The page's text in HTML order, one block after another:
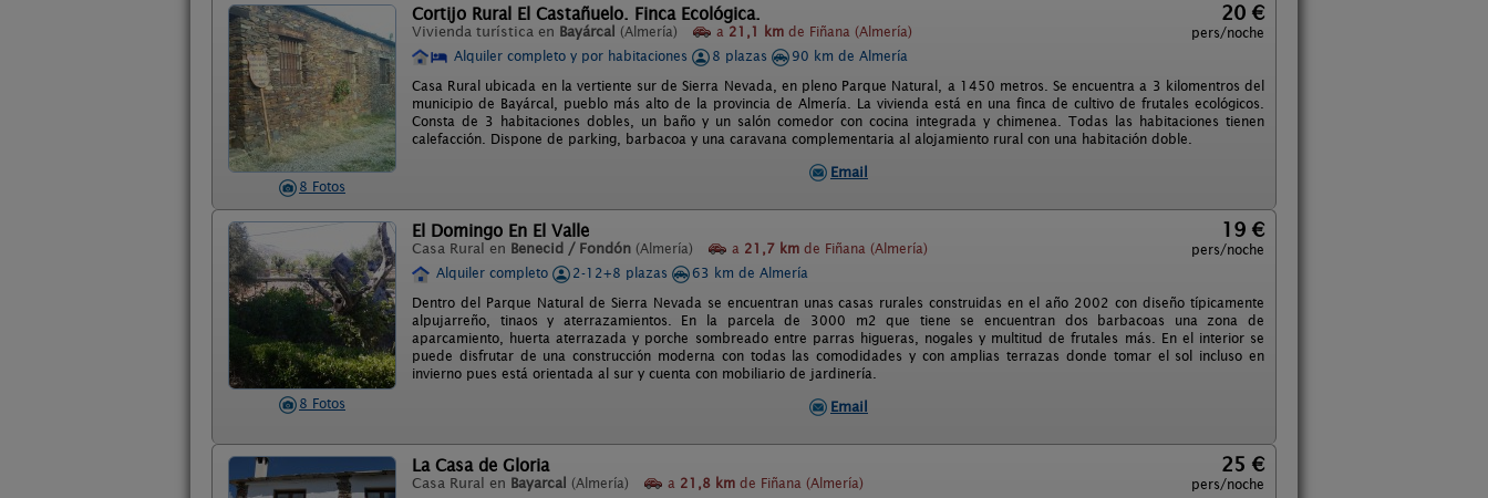
8 Fotos
Cortijo Rural El Castañuelo. Finca Ecológica.
Vivienda turística en Bayárcal (Almería) a 21,1 km de Fiñana (Almería)
20 €
pers/noche
Alquiler completo y por habitaciones
8 plazas
90 km de Almería
Casa Rural ubicada en la vertiente sur de Sierra Nevada, en pleno Parque Natural, a 1450 metros. Se encuentra a 3 kilomentros del
municipio de Bayárcal, pueblo más alto de la provincia de Almería. La vivienda está en una finca de cultivo de frutales ecológicos.
Consta de 3 habitaciones dobles, un baño y un salón comedor con cocina integrada y chimenea. Todas las habitaciones tienen
calefacción. Dispone de parking, barbacoa y una caravana complementaria al alojamiento rural con una habitación doble.
Email
8 Fotos
El Domingo En El Valle
Casa Rural en Benecid / Fondón (Almería) a 21,7 km de Fiñana (Almería)
19 €
pers/noche
Alquiler completo
2-12+8 plazas
63 km de Almería
Dentro del Parque Natural de Sierra Nevada se encuentran unas casas rurales construidas en el año 2002 con diseño típicamente
alpujarreño, tinaos y aterrazamientos. En la parcela de 3000 m2 que tiene se encuentran dos barbacoas una zona de
aparcamiento, huerta aterrazada y porche sombreado entre parras higueras, nogales y multitud de frutales más. En el interior se
puede disfrutar de una construcción moderna con todas las comodidades y con amplias terrazas donde tomar el sol incluso en
invierno pues está orientada al sur y cuenta con mobiliario de jardinería.
Email
La Casa de Gloria
Casa Rural en Bayarcal (Almería) a 21,8 km de Fiñana (Almería)
25 €
pers/noche